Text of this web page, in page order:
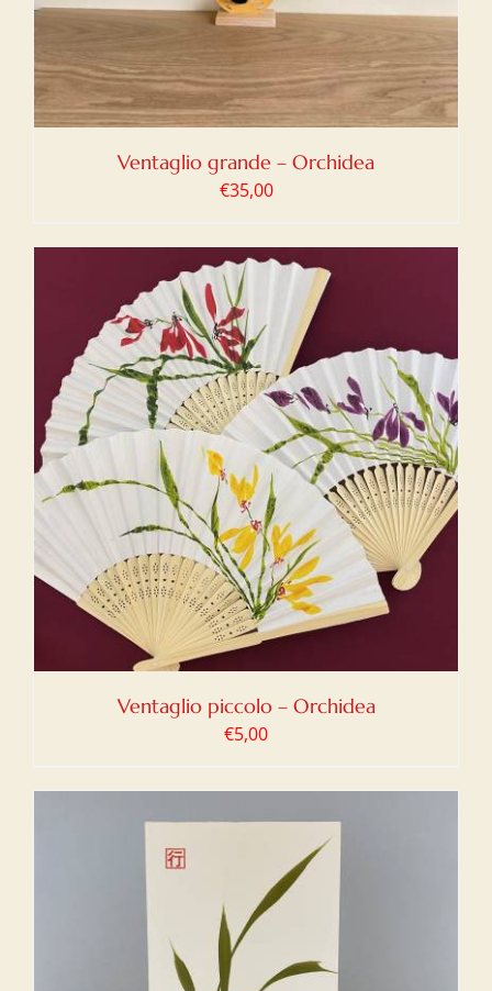
Ventaglio grande – Orchidea
€35,00
Ventaglio piccolo – Orchidea
€5,00